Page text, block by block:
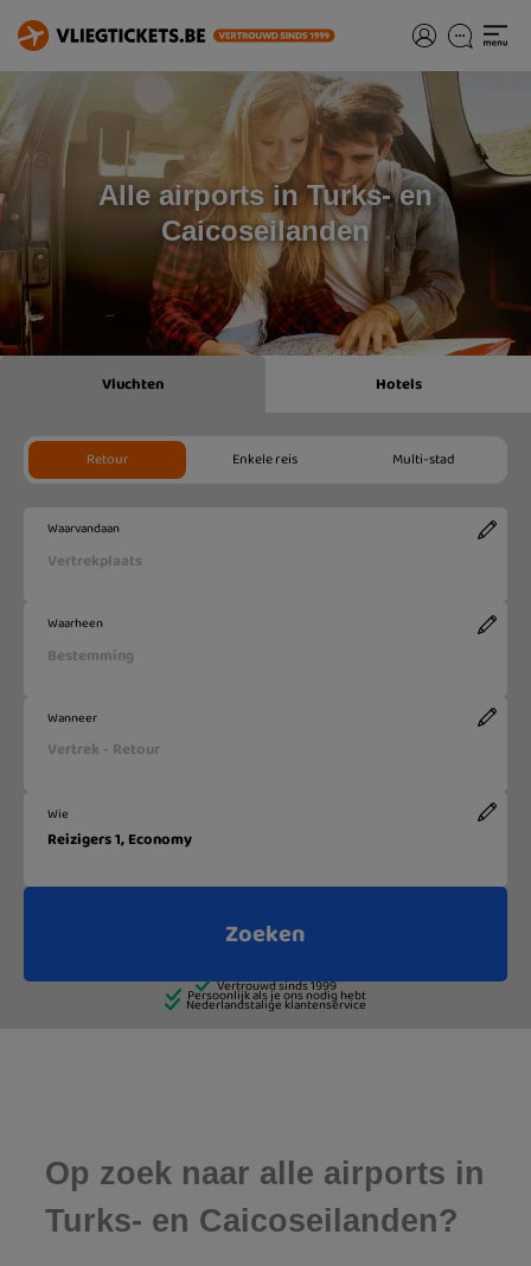
Alle airports in Turks- en
Caicoseilanden
Op zoek naar alle airports in
Turks- en Caicoseilanden?